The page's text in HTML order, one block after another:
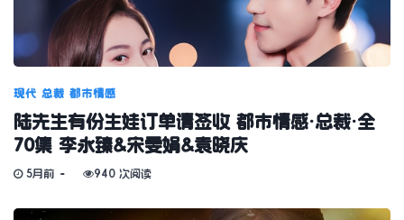
现代 总裁 都市情感
陆先生有份生娃订单请签收 都市情感·总裁·全
70集 李永臻&宋雯娟&袁晓庆
5月前 940 次阅读